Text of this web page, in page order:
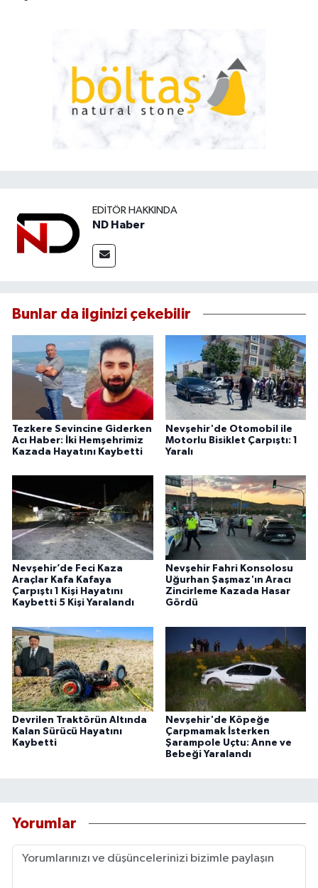
EDITÖR HAKKINDA
ND Haber
Bunlar da ilginizi çekebilir
Tezkere Sevincine Giderken
Acı Haber: İki Hemşehrimiz
Kazada Hayatını Kaybetti
Nevşehir'de Otomobil ile
Motorlu Bisiklet Çarpıştı: 1
Yaralı
Nevşehir’de Feci Kaza
Araçlar Kafa Kafaya
Çarpıştı 1 Kişi Hayatını
Kaybetti 5 Kişi Yaralandı
Nevşehir Fahri Konsolosu
Uğurhan Şaşmaz'ın Aracı
Zincirleme Kazada Hasar
Gördü
Devrilen Traktörün Altında
Kalan Sürücü Hayatını
Kaybetti
Nevşehir'de Köpeğe
Çarpmamak İsterken
Şarampole Uçtu: Anne ve
Bebeği Yaralandı
Yorumlar